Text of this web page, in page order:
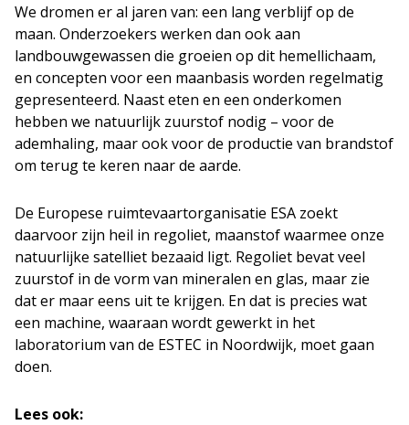
We dromen er al jaren van: een lang verblijf op de
maan. Onderzoekers werken dan ook aan
landbouwgewassen die groeien op dit hemellichaam,
en concepten voor een maanbasis worden regelmatig
gepresenteerd. Naast eten en een onderkomen
hebben we natuurlijk zuurstof nodig – voor de
ademhaling, maar ook voor de productie van brandstof
om terug te keren naar de aarde.
De Europese ruimtevaartorganisatie ESA zoekt
daarvoor zijn heil in regoliet, maanstof waarmee onze
natuurlijke satelliet bezaaid ligt. Regoliet bevat veel
zuurstof in de vorm van mineralen en glas, maar zie
dat er maar eens uit te krijgen. En dat is precies wat
een machine, waaraan wordt gewerkt in het
laboratorium van de ESTEC in Noordwijk, moet gaan
doen.
Lees ook: